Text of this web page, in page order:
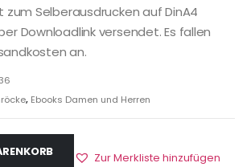
zum Selberausdrucken auf DinA4
Downloadlink versendet. Es fallen
an.
, Ebooks Damen und Herren
Zur Merkliste hinzufügen